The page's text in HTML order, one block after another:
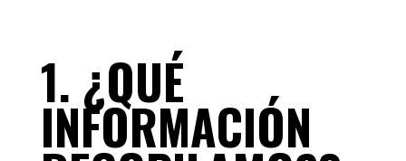
1. ¿QUÉ
INFORMACIÓN